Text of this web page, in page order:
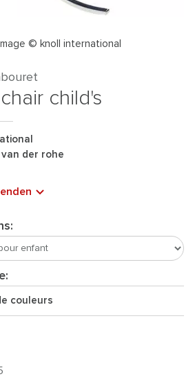
© knoll international
child's
van der rohe
couleurs